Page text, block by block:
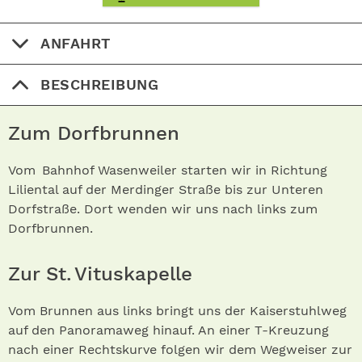
ANFAHRT
BESCHREIBUNG
Zum Dorfbrunnen
Vom Bahnhof Wasenweiler starten wir in Richtung
Liliental auf der Merdinger Straße bis zur Unteren
Dorfstraße. Dort wenden wir uns nach links zum
Dorfbrunnen.
Zur St. Vituskapelle
Vom Brunnen aus links bringt uns der Kaiserstuhlweg
auf den Panoramaweg hinauf. An einer T-Kreuzung
nach einer Rechtskurve folgen wir dem Wegweiser zur